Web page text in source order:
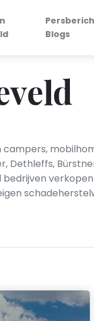
Blogs
Dethleffs,